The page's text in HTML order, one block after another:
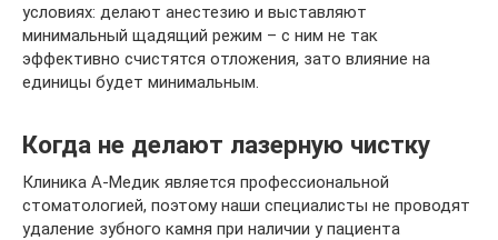
условиях: делают анестезию и выставляют
минимальный щадящий режим – с ним не так
эффективно счистятся отложения, зато влияние на
единицы будет минимальным.
Когда не делают лазерную чистку
Клиника А-Медик является профессиональной
стоматологией, поэтому наши специалисты не проводят
удаление зубного камня при наличии у пациента